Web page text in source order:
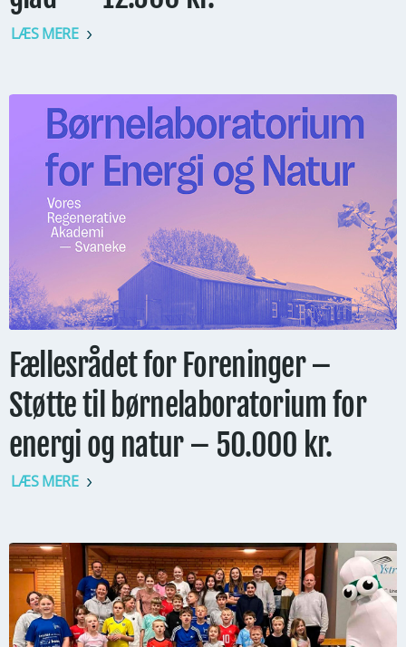
LÆS MERE
Fællesrådet for Foreninger –
Støtte til børnelaboratorium for
energi og natur – 50.000 kr.
LÆS MERE